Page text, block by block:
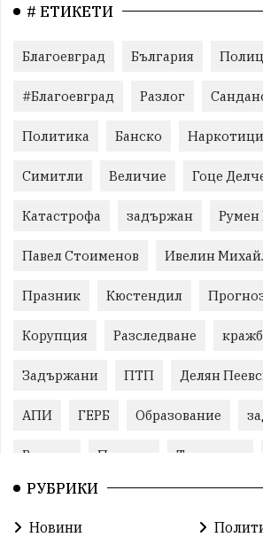
# ЕТИКЕТИ
Благоевград България
#Благоевград Разлог
Политика Банско Наркотици
Симитли Величие Гоце
Катастрофа задържан Румен
Павел Стоименов Ивелин
Празник Кюстендил
Корупция Разследване
Задържани ПТП Делян
АПИ ГЕРБ Образование
Ремонт Пожари Традиции
Илияна Йотова
Прокуратура Бойко Борисов
РУБРИКИ
Новини